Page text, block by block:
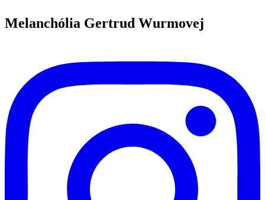
Melanchólia Gertrud Wurmovej